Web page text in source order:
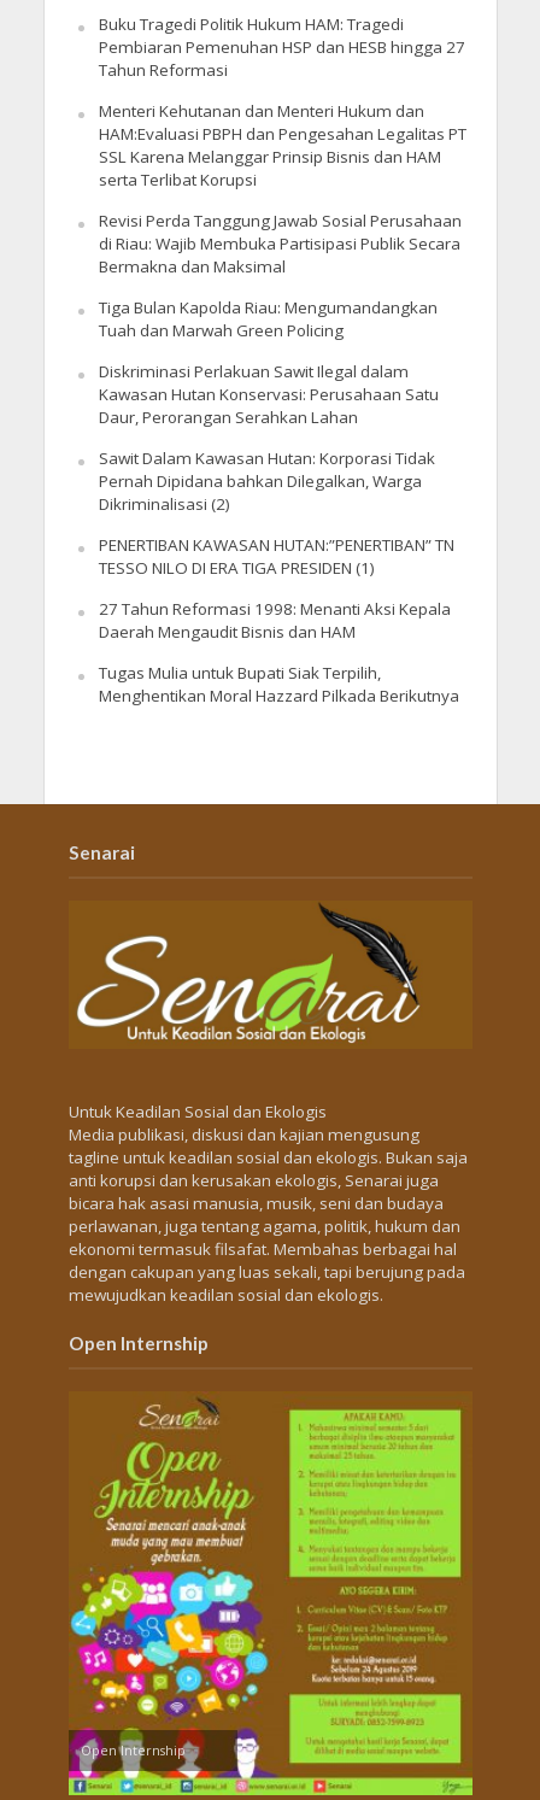
Buku Tragedi Politik Hukum HAM: Tragedi
Pembiaran Pemenuhan HSP dan HESB hingga 27
Tahun Reformasi
Menteri Kehutanan dan Menteri Hukum dan
HAM:Evaluasi PBPH dan Pengesahan Legalitas PT
SSL Karena Melanggar Prinsip Bisnis dan HAM
serta Terlibat Korupsi
Revisi Perda Tanggung Jawab Sosial Perusahaan
di Riau: Wajib Membuka Partisipasi Publik Secara
Bermakna dan Maksimal
Tiga Bulan Kapolda Riau: Mengumandangkan
Tuah dan Marwah Green Policing
Diskriminasi Perlakuan Sawit Ilegal dalam
Kawasan Hutan Konservasi: Perusahaan Satu
Daur, Perorangan Serahkan Lahan
Sawit Dalam Kawasan Hutan: Korporasi Tidak
Pernah Dipidana bahkan Dilegalkan, Warga
Dikriminalisasi (2)
PENERTIBAN KAWASAN HUTAN:”PENERTIBAN” TN
TESSO NILO DI ERA TIGA PRESIDEN (1)
27 Tahun Reformasi 1998: Menanti Aksi Kepala
Daerah Mengaudit Bisnis dan HAM
Tugas Mulia untuk Bupati Siak Terpilih,
Menghentikan Moral Hazzard Pilkada Berikutnya
Senarai
Untuk Keadilan Sosial dan Ekologis
Media publikasi, diskusi dan kajian mengusung
tagline untuk keadilan sosial dan ekologis. Bukan saja
anti korupsi dan kerusakan ekologis, Senarai juga
bicara hak asasi manusia, musik, seni dan budaya
perlawanan, juga tentang agama, politik, hukum dan
ekonomi termasuk filsafat. Membahas berbagai hal
dengan cakupan yang luas sekali, tapi berujung pada
mewujudkan keadilan sosial dan ekologis.
Open Internship
Open Internship